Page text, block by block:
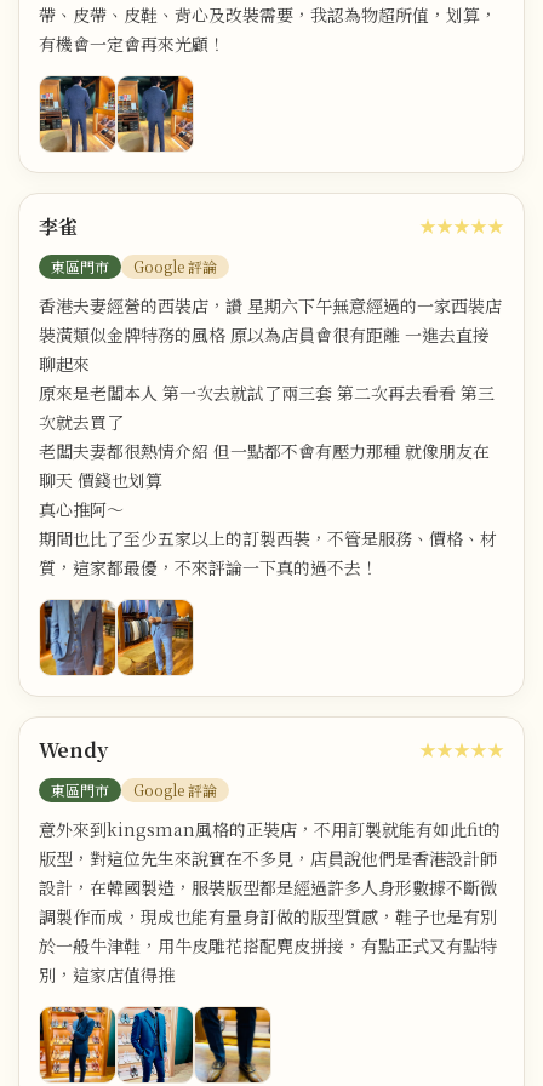
帶、皮帶、皮鞋、背心及改裝需要，我認為物超所值，划算，
有機會一定會再來光顧！
李雀
東區門市 Google 評論
★★★★★
香港夫妻經營的西裝店，讚 星期六下午無意經過的一家西裝店
裝潢類似金牌特務的風格 原以為店員會很有距離 一進去直接
聊起來
原來是老闆本人 第一次去就試了兩三套 第二次再去看看 第三
次就去買了
老闆夫妻都很熱情介紹 但一點都不會有壓力那種 就像朋友在
聊天 價錢也划算
真心推阿～
期間也比了至少五家以上的訂製西裝，不管是服務、價格、材
質，這家都最優，不來評論一下真的過不去！
Wendy
東區門市 Google 評論
★★★★★
意外來到kingsman風格的正裝店，不用訂製就能有如此fit的
版型，對這位先生來說實在不多見，店員說他們是香港設計師
設計，在韓國製造，服裝版型都是經過許多人身形數據不斷微
調製作而成，現成也能有量身訂做的版型質感，鞋子也是有別
於一般牛津鞋，用牛皮雕花搭配麂皮拼接，有點正式又有點特
別，這家店值得推